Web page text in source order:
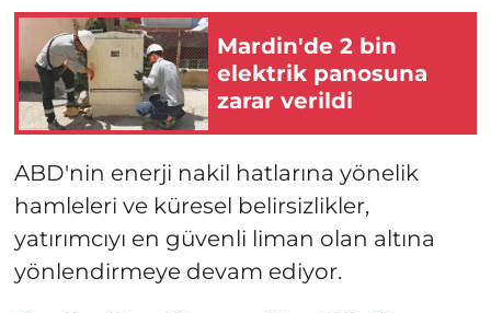
Mardin'de 2 bin
elektrik panosuna
zarar verildi
ABD'nin enerji nakil hatlarına yönelik
hamleleri ve küresel belirsizlikler,
yatırımcıyı en güvenli liman olan altına
yönlendirmeye devam ediyor.